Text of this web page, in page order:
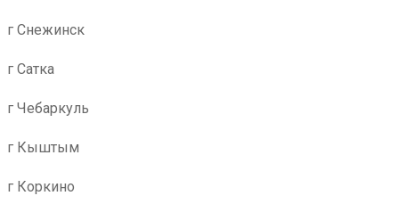
г Снежинск
г Сатка
г Чебаркуль
г Кыштым
г Коркино